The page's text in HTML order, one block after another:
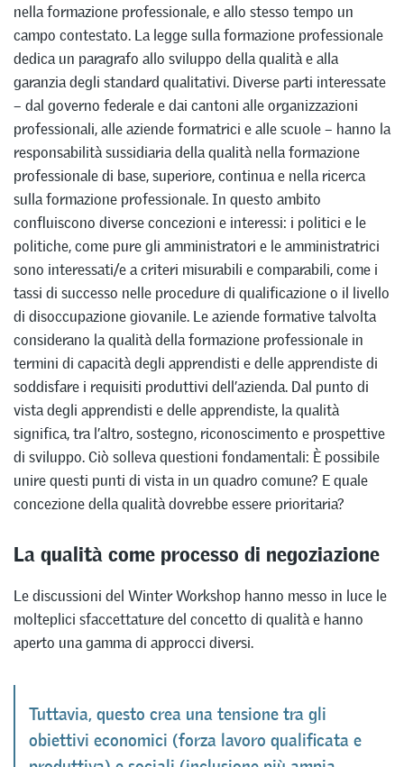
nella formazione professionale, e allo stesso tempo un
campo contestato. La legge sulla formazione professionale
dedica un paragrafo allo sviluppo della qualità e alla
garanzia degli standard qualitativi. Diverse parti interessate
– dal governo federale e dai cantoni alle organizzazioni
professionali, alle aziende formatrici e alle scuole – hanno la
responsabilità sussidiaria della qualità nella formazione
professionale di base, superiore, continua e nella ricerca
sulla formazione professionale. In questo ambito
confluiscono diverse concezioni e interessi: i politici e le
politiche, come pure gli amministratori e le amministratrici
sono interessati/e a criteri misurabili e comparabili, come i
tassi di successo nelle procedure di qualificazione o il livello
di disoccupazione giovanile. Le aziende formative talvolta
considerano la qualità della formazione professionale in
termini di capacità degli apprendisti e delle apprendiste di
soddisfare i requisiti produttivi dell’azienda. Dal punto di
vista degli apprendisti e delle apprendiste, la qualità
significa, tra l’altro, sostegno, riconoscimento e prospettive
di sviluppo. Ciò solleva questioni fondamentali: È possibile
unire questi punti di vista in un quadro comune? E quale
concezione della qualità dovrebbe essere prioritaria?
La qualità come processo di negoziazione
Le discussioni del Winter Workshop hanno messo in luce le
molteplici sfaccettature del concetto di qualità e hanno
aperto una gamma di approcci diversi.
Tuttavia, questo crea una tensione tra gli
obiettivi economici (forza lavoro qualificata e